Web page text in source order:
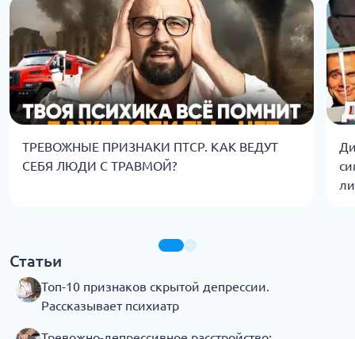
ТРЕВОЖНЫЕ ПРИЗНАКИ ПТСР. КАК ВЕДУТ
СЕБЯ ЛЮДИ С ТРАВМОЙ?
Статьи
Топ-10 признаков скрытой депрессии.
Рассказывает психиатр